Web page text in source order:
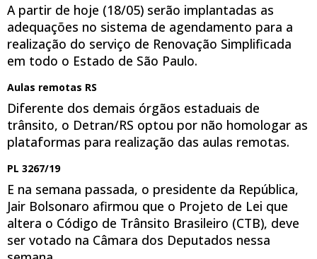
A partir de hoje (18/05) serão implantadas as
adequações no sistema de agendamento para a
realização do serviço de Renovação Simplificada
em todo o Estado de São Paulo.
Aulas remotas RS
Diferente dos demais órgãos estaduais de
trânsito, o Detran/RS optou por não homologar as
plataformas para realização das aulas remotas.
PL 3267/19
E na semana passada, o presidente da República,
Jair Bolsonaro afirmou que o Projeto de Lei que
altera o Código de Trânsito Brasileiro (CTB), deve
ser votado na Câmara dos Deputados nessa